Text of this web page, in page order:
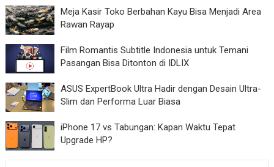
Meja Kasir Toko Berbahan Kayu Bisa Menjadi Area
Rawan Rayap
Film Romantis Subtitle Indonesia untuk Temani
Pasangan Bisa Ditonton di IDLIX
ASUS ExpertBook Ultra Hadir dengan Desain Ultra-
Slim dan Performa Luar Biasa
iPhone 17 vs Tabungan: Kapan Waktu Tepat
Upgrade HP?